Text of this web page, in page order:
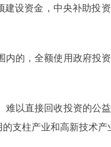
设资金，中央补助投
，全额使用政府投资
直接回收投资的公益
支柱产业和高新技术产